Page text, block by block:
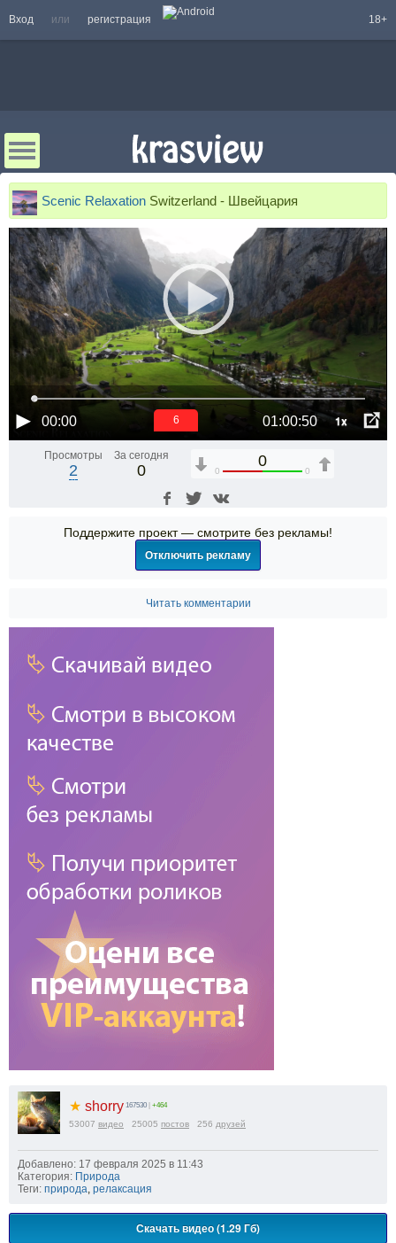
Вход или регистрация 18+
Scenic Relaxation Switzerland - Швейцария
00:00 01:00:50 1x
5
Просмотры
2
За сегодня
0
0
0 0
Поддержите проект — смотрите без рекламы!
Отключить рекламу
Читать комментарии
★ shorry 167530 | +464
53007 видео 25005 постов 256 друзей
Добавлено: 17 февраля 2025 в 11:43
Категория: Природа
Теги: природа релаксация
Скачать видео (1.29 Гб)